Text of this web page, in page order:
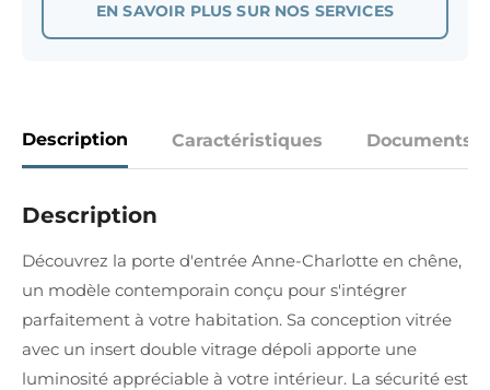
EN SAVOIR PLUS SUR NOS SERVICES
Description Caractéristiques Documents
Description
Découvrez la porte d'entrée Anne-Charlotte en chêne,
un modèle contemporain conçu pour s'intégrer
parfaitement à votre habitation. Sa conception vitrée
avec un insert double vitrage dépoli apporte une
luminosité appréciable à votre intérieur. La sécurité est